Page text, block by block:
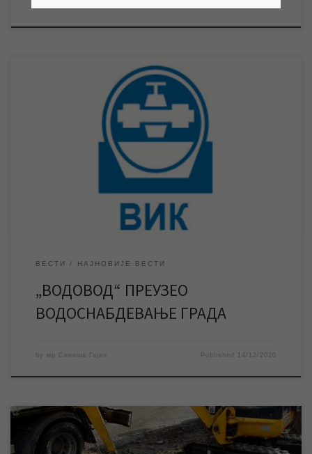
Због хаварије у фабрици воде и немогућности даљег рада,
ЈКП „Водовод и канализација“ је у току преподнева преузело
водоснабдевање града. Нешто после 8 часова ЈКП „Водовод и
канализација“ је званично обавештено од стране менаџмента
фабрике воде да због хаварије која се десила у јутарњим
часовима на постројењу није у могућности […]
ВЕСТИ НАЈНОВИЈЕ ВЕСТИ
„ВОДОВОД“ ПРЕУЗЕО
ВОДОСНАБДЕВАЊЕ ГРАДА
by мр Синиша Гајин Published 14/12/2020